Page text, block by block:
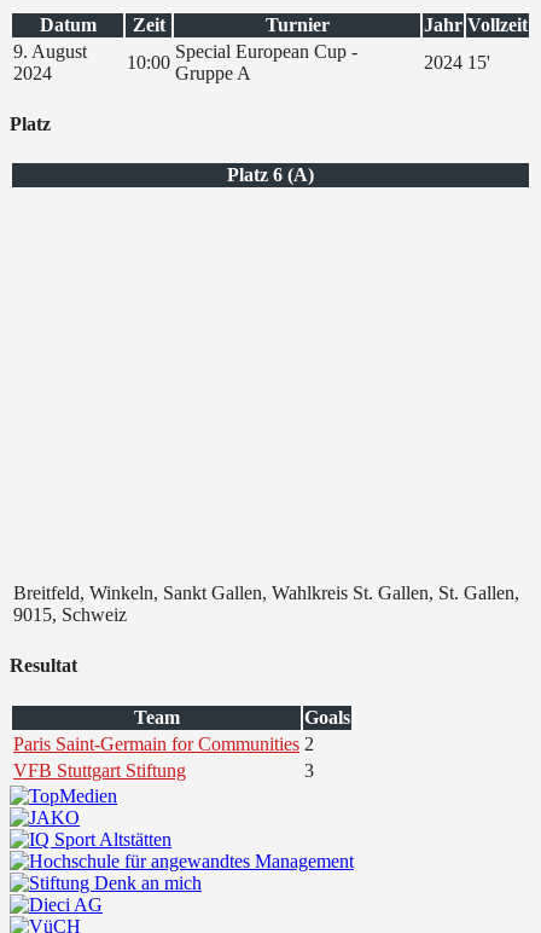
Datum Zeit Turnier Jahr Vollzeit
9. August
2024
10:00
Special European Cup -
Gruppe A
2024 15'
Platz
Platz 6 (A)
Breitfeld, Winkeln, Sankt Gallen, Wahlkreis St. Gallen, St. Gallen,
9015, Schweiz
Resultat
Team
Goals
Paris Saint-Germain for Communities 2
VFB Stuttgart Stiftung
3